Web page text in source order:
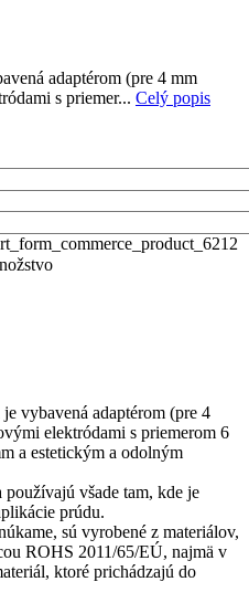
adaptérom (pre 4 mm
s priemer... Celý popis
vybavená adaptérom (pre 4
elektródami s priemerom 6
a estetickým a odolným
všade tam, kde je
prúdu.
sú vyrobené z materiálov,
ROHS 2011/65/EÚ, najmä v
ktoré prichádzajú do